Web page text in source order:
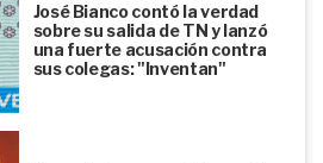
José Bianco contó la verdad
sobre su salida de TN y lanzó
una fuerte acusación contra
sus colegas: "Inventan"